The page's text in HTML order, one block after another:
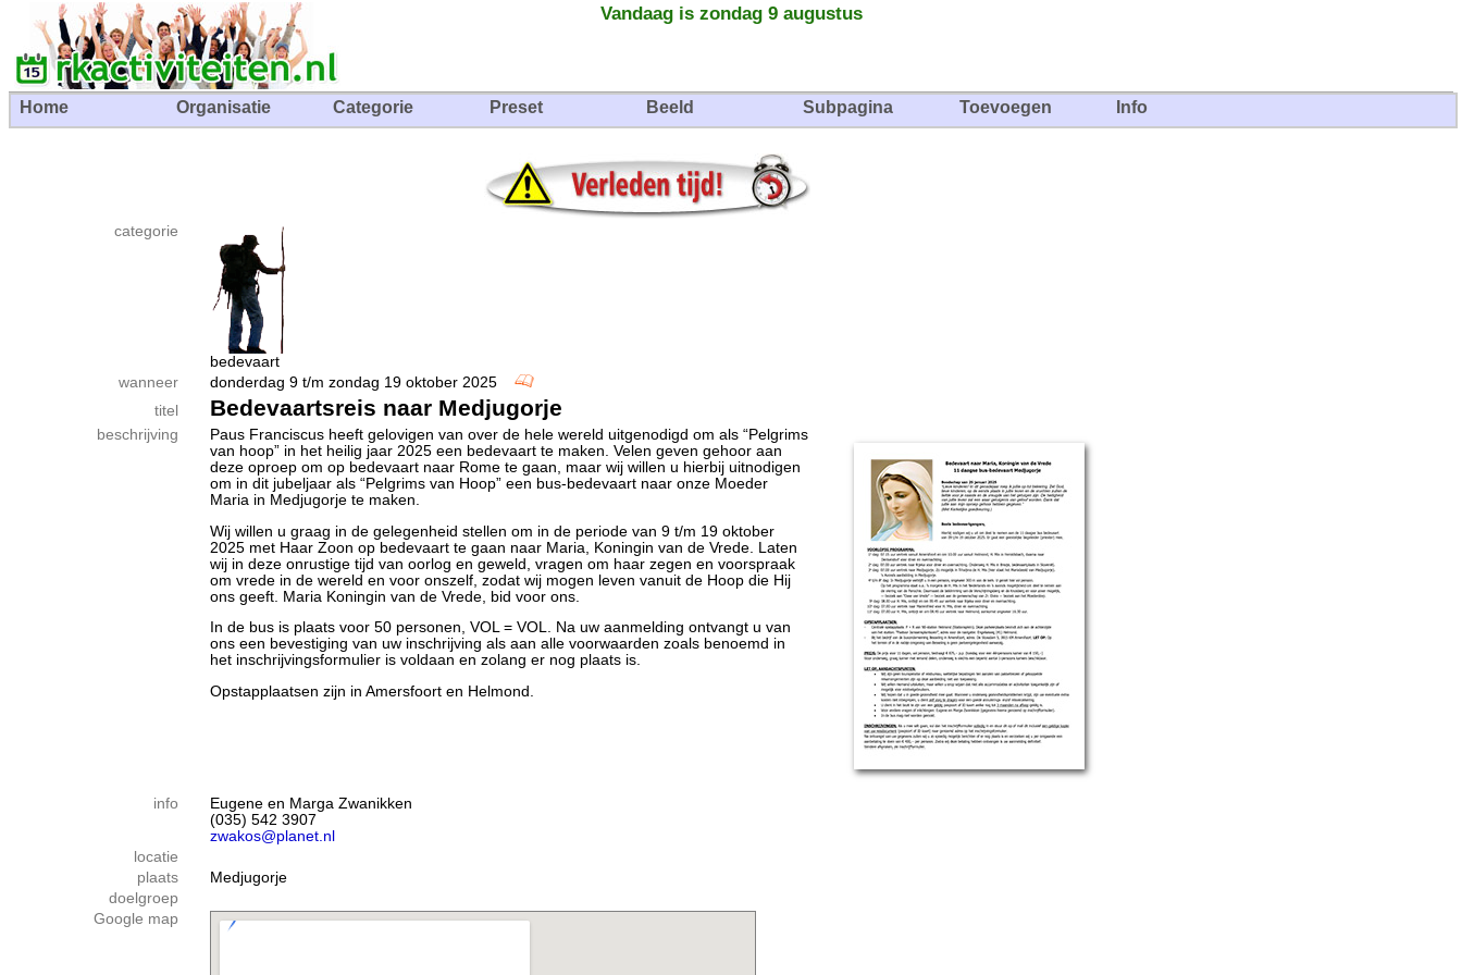
Vandaag is zondag 9 augustus
Home Organisatie Categorie Preset Beeld Subpagina Toevoegen Info
categorie
bedevaart
wanneer
donderdag 9 t/m zondag 19 oktober 2025
titel
Bedevaartsreis naar Medjugorje
beschrijving
Paus Franciscus heeft gelovigen van over de hele wereld uitgenodigd om als “Pelgrims
van hoop” in het heilig jaar 2025 een bedevaart te maken. Velen geven gehoor aan
deze oproep om op bedevaart naar Rome te gaan, maar wij willen u hierbij uitnodigen
om in dit jubeljaar als “Pelgrims van Hoop” een bus-bedevaart naar onze Moeder
Maria in Medjugorje te maken.
Wij willen u graag in de gelegenheid stellen om in de periode van 9 t/m 19 oktober
2025 met Haar Zoon op bedevaart te gaan naar Maria, Koningin van de Vrede. Laten
wij in deze onrustige tijd van oorlog en geweld, vragen om haar zegen en voorspraak
om vrede in de wereld en voor onszelf, zodat wij mogen leven vanuit de Hoop die Hij
ons geeft. Maria Koningin van de Vrede, bid voor ons.
In de bus is plaats voor 50 personen, VOL = VOL. Na uw aanmelding ontvangt u van
ons een bevestiging van uw inschrijving als aan alle voorwaarden zoals benoemd in
het inschrijvingsformulier is voldaan en zolang er nog plaats is.
Opstapplaatsen zijn in Amersfoort en Helmond.
info
Eugene en Marga Zwanikken
(035) 542 3907
zwakos@planet.nl
locatie
plaats
Medjugorje
doelgroep
Google map